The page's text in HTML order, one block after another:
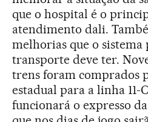
que o hospital é o
atendimento dali.
melhorias que o sistema
transporte deve ter.
trens foram comprados
estadual para a linha 11-
funcionará o expresso